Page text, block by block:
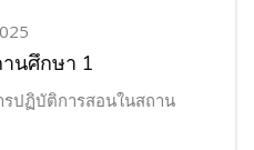
นศึกษา 1
ปฏิบัติการสอนในสถาน